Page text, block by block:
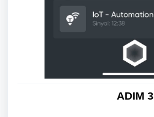
ADIM 3